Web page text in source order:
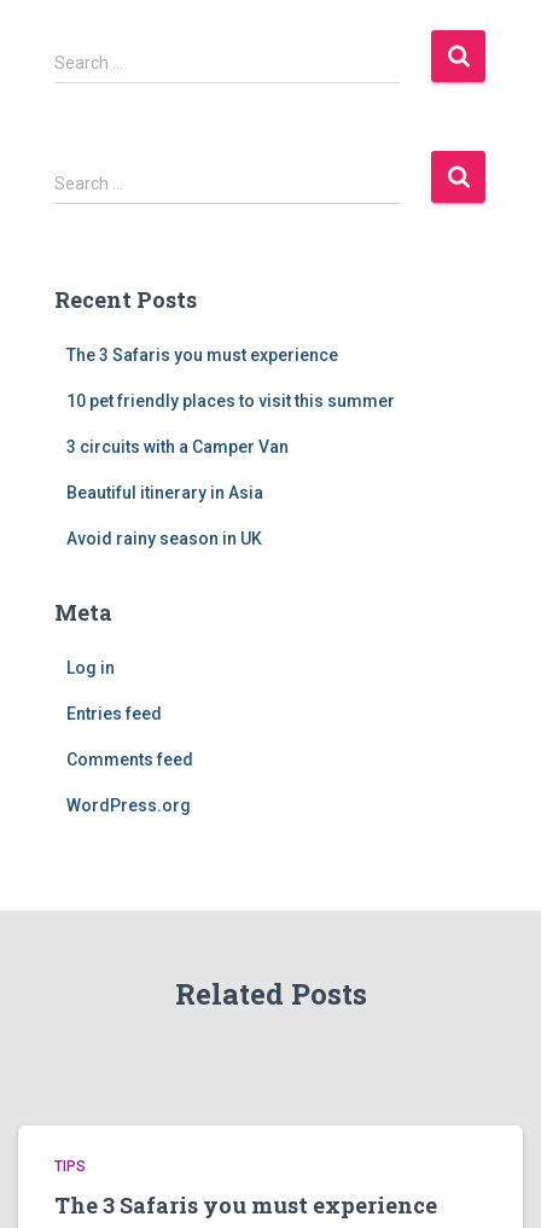
S
e
h
:
Search …
S
e
h
Search …
Recent Posts
The 3 Safaris you must experience
10 pet friendly places to visit this summer
3 circuits with a Camper Van
Beautiful itinerary in Asia
Avoid rainy season in UK
Meta
Log in
Entries feed
Comments feed
WordPress.org
Related Posts
TIPS
The 3 Safaris you must experience